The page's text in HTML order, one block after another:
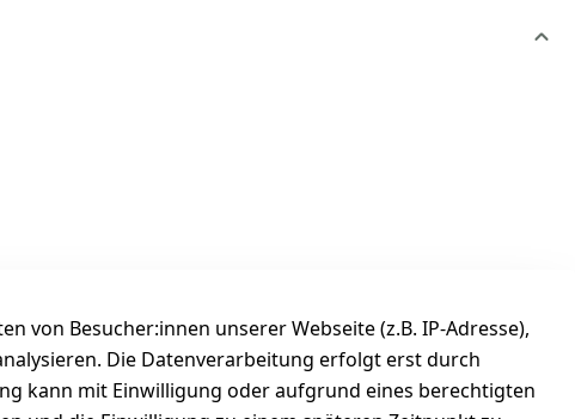
von Besucher:innen unserer Webseite (z.B. IP-Adresse),
Die Datenverarbeitung erfolgt erst durch
kann mit Einwilligung oder aufgrund eines berechtigten